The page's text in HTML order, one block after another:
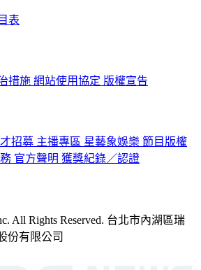
表
措施 網站使用協定 版權宣告
招募 主播專區 星藝象娛樂 節目版權
官方聲明 獲獎紀錄／認證
All Rights Reserved. 台北市內湖區瑞
份有限公司